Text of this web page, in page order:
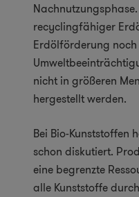
recyclingfähiger
Erdölförderung
nicht in größeren
hergestellt werden.
Bei Bio-Kunststoffen
schon diskutiert.
eine begrenzte
alle Kunststoffe